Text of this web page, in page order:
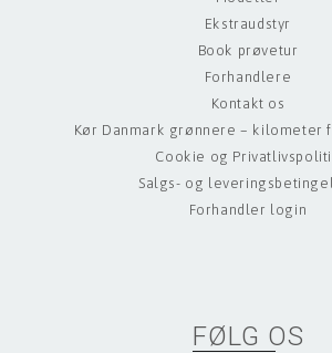
Ekstraudstyr
Book prøvetur
Forhandlere
Kontakt os
Kør Danmark grønnere – kilometer
Cookie og
Salgs- og
Forhandler login
FØLG OS